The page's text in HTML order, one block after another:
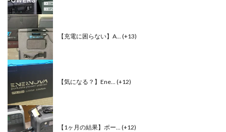
【充電に困らない】A... +13
【気になる？】Ene... +12
【1ヶ月の結果】ポー... +12